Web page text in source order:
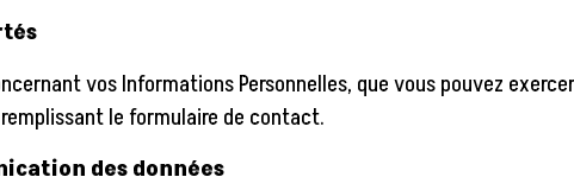
vos Informations Personnelles, que vous pouvez
le formulaire de contact.
des données